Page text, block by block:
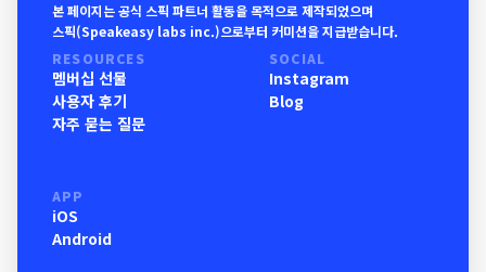
본 페이지는 공식 스픽 파트너 활동을 목적으로 제작되었으며
스픽(Speakeasy labs inc.)으로부터 커미션을 지급받습니다.
RESOURCES
멤버십 선물
사용자 후기
자주 묻는 질문
SOCIAL
Instagram
Blog
APP
iOS
Android